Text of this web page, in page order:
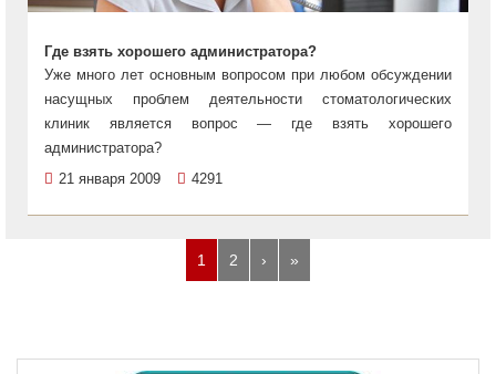
Где взять хорошего администратора?
Уже много лет основным вопросом при любом обсуждении
насущных проблем деятельности стоматологических
клиник является вопрос — где взять хорошего
администратора?
21 января 2009
4291
1 2 › »